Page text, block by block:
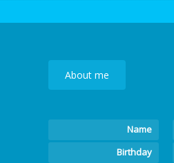
About me
Name
Birthday